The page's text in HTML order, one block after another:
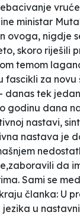
ministar
ovoga, nigdje
skoro riješili
temom
fascikli za novu
tek
godinu dana
nastavi,
nastava je
da
Sami se
članka: U
u